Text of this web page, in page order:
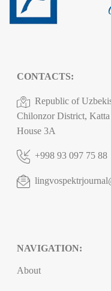
CONTACTS:
Republic of
Chilonzor District,
House 3A
+998 93 097 75 88
NAVIGATION:
About